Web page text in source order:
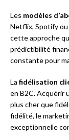
Les modèles
Netflix, Spotify ou
cette approche
prédictibilité
constante pour
La fidélisation
en B2C. Acquérir
plus cher que
fidélité, le
exceptionnelle